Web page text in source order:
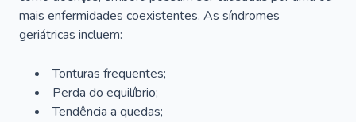
mais enfermidades coexistentes. As síndromes
geriátricas incluem:
Tonturas frequentes;
Perda do equilíbrio;
Tendência a quedas;